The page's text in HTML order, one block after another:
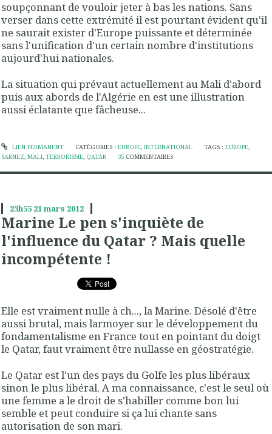
soupçonnant de vouloir jeter à bas les nations. Sans
verser dans cette extrémité il est pourtant évident qu'il
ne saurait exister d'Europe puissante et déterminée
sans l'unification d'un certain nombre d'institutions
aujourd'hui nationales.
La situation qui prévaut actuellement au Mali d'abord
puis aux abords de l'Algérie en est une illustration
aussi éclatante que fâcheuse...
LIEN PERMANENT CATÉGORIES : EUROPE, INTERNATIONAL TAGS :EUROPE
SARNEZ MALI TERRORISME QATAR 35 COMMENTAIRES
23h55 21 mars 2012
Marine Le pen s'inquiète de
l'influence du Qatar ? Mais quelle
incompétente !
Elle est vraiment nulle à ch..., la Marine. Désolé d'être
aussi brutal, mais larmoyer sur le développement du
fondamentalisme en France tout en pointant du doigt
le Qatar, faut vraiment être nullasse en géostratégie.
Le Qatar est l'un des pays du Golfe les plus libéraux
sinon le plus libéral. A ma connaissance, c'est le seul où
une femme a le droit de s'habiller comme bon lui
semble et peut conduire si ça lui chante sans
autorisation de son mari.